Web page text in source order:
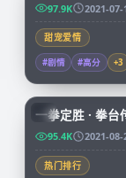
97.9K 2021-07-
甜宠爱情
#剧情 #高分 +3
KR
一拳定胜 · 拳台
95.4K 2021-08-
热门排行